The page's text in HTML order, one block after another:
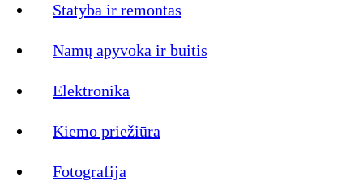
Statyba ir remontas
Namų apyvoka ir buitis
Elektronika
Kiemo priežiūra
Fotografija